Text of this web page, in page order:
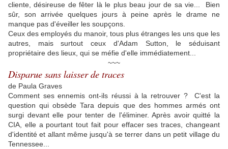
cliente, désireuse de fêter là le plus beau jour de sa vie... Bien
sûr, son arrivée quelques jours à peine après le drame ne
manque pas d'éveiller les soupçons.
Ceux des employés du manoir, tous plus étranges les uns que les
autres, mais surtout ceux d'Adam Sutton, le séduisant
propriétaire des lieux, qui se méfie d'elle immédiatement...
~~~
Disparue sans laisser de traces
de Paula Graves
Comment ses ennemis ont-ils réussi à la retrouver ? C'est la
question qui obsède Tara depuis que des hommes armés ont
surgi devant elle pour tenter de l'éliminer. Après avoir quitté la
CIA, elle a pourtant tout fait pour effacer ses traces, changeant
d'identité et allant même jusqu'à se terrer dans un petit village du
Tennessee...